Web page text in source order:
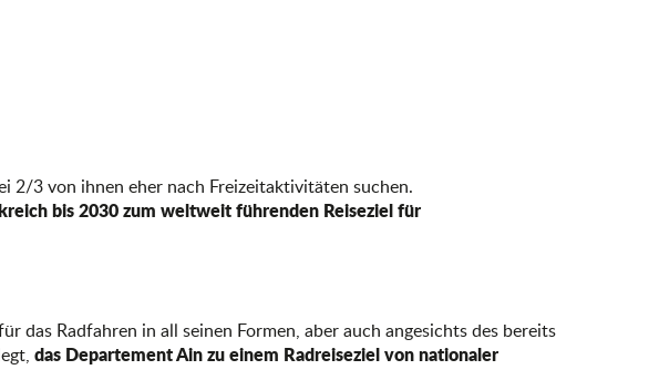
2/3 von ihnen eher nach Freizeitaktivitäten suchen.
bis 2030 zum weltweit führenden Reiseziel für
das Radfahren in all seinen Formen, aber auch angesichts des bereits
das Departement Ain zu einem Radreiseziel von nationaler